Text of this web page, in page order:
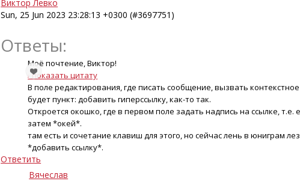
Виктор Левко
Sun, 25 Jun 2023 23:28:13 +0300 (#3697751)
Ответы:
Моё почтение, Виктор!
› показать цитату
В поле редактирования, где писать сообщение, вызвать
будет пункт: добавить гиперссылку, как-то так.
Откроется окошко, где в первом поле задать надпись на ссылке, т.е.
затем *окей*.
там есть и сочетание клавиш для этого, но сейчас лень в юниграм
*добавить ссылку*.
Ответить
Вячеслав